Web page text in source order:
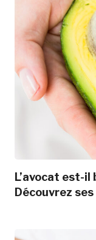
L’avocat est-il
Découvrez